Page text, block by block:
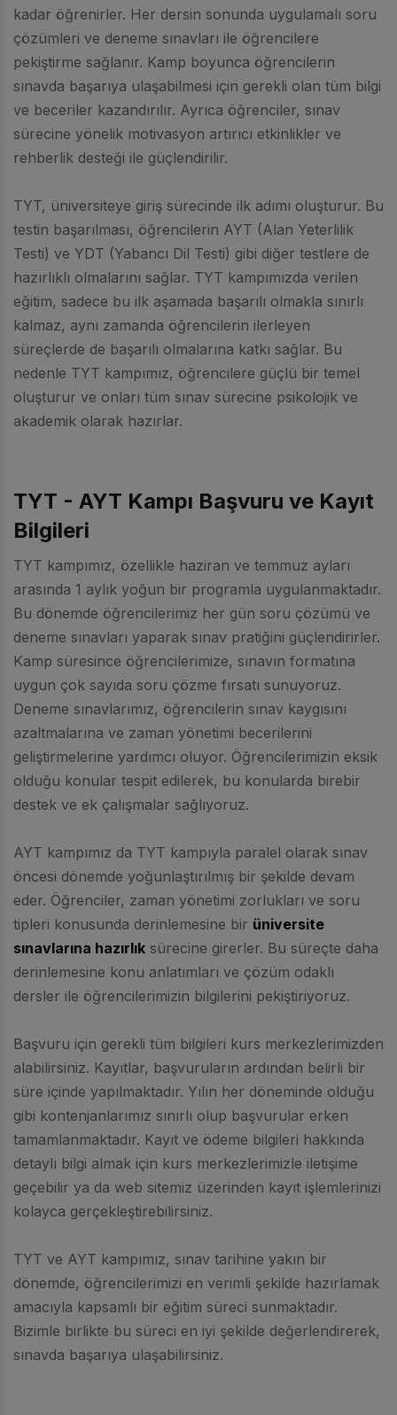
kadar öğrenirler. Her dersin sonunda uygulamalı soru
çözümleri ve deneme sınavları ile öğrencilere
pekiştirme sağlanır. Kamp boyunca öğrencilerin
sınavda başarıya ulaşabilmesi için gerekli olan tüm bilgi
ve beceriler kazandırılır. Ayrıca öğrenciler, sınav
sürecine yönelik motivasyon artırıcı etkinlikler ve
rehberlik desteği ile güçlendirilir.
TYT, üniversiteye giriş sürecinde ilk adımı oluşturur. Bu
testin başarılması, öğrencilerin AYT (Alan Yeterlilik
Testi) ve YDT (Yabancı Dil Testi) gibi diğer testlere de
hazırlıklı olmalarını sağlar. TYT kampımızda verilen
eğitim, sadece bu ilk aşamada başarılı olmakla sınırlı
kalmaz, aynı zamanda öğrencilerin ilerleyen
süreçlerde de başarılı olmalarına katkı sağlar. Bu
nedenle TYT kampımız, öğrencilere güçlü bir temel
oluşturur ve onları tüm sınav sürecine psikolojik ve
akademik olarak hazırlar.
TYT - AYT Kampı Başvuru ve Kayıt
Bilgileri
TYT kampımız, özellikle haziran ve temmuz ayları
arasında 1 aylık yoğun bir programla uygulanmaktadır.
Bu dönemde öğrencilerimiz her gün soru çözümü ve
deneme sınavları yaparak sınav pratiğini güçlendirirler.
Kamp süresince öğrencilerimize, sınavın formatına
uygun çok sayıda soru çözme fırsatı sunuyoruz.
Deneme sınavlarımız, öğrencilerin sınav kaygısını
azaltmalarına ve zaman yönetimi becerilerini
geliştirmelerine yardımcı oluyor. Öğrencilerimizin eksik
olduğu konular tespit edilerek, bu konularda birebir
destek ve ek çalışmalar sağlıyoruz.
AYT kampımız da TYT kampıyla paralel olarak sınav
öncesi dönemde yoğunlaştırılmış bir şekilde devam
eder. Öğrenciler, zaman yönetimi zorlukları ve soru
tipleri konusunda derinlemesine bir üniversite
sınavlarına hazırlık sürecine girerler. Bu süreçte daha
derinlemesine konu anlatımları ve çözüm odaklı
dersler ile öğrencilerimizin bilgilerini pekiştiriyoruz.
Başvuru için gerekli tüm bilgileri kurs merkezlerimizden
alabilirsiniz. Kayıtlar, başvuruların ardından belirli bir
süre içinde yapılmaktadır. Yılın her döneminde olduğu
gibi kontenjanlarımız sınırlı olup başvurular erken
tamamlanmaktadır. Kayıt ve ödeme bilgileri hakkında
detaylı bilgi almak için kurs merkezlerimizle iletişime
geçebilir ya da web sitemiz üzerinden kayıt işlemlerinizi
kolayca gerçekleştirebilirsiniz.
TYT ve AYT kampımız, sınav tarihine yakın bir
dönemde, öğrencilerimizi en verimli şekilde hazırlamak
amacıyla kapsamlı bir eğitim süreci sunmaktadır.
Bizimle birlikte bu süreci en iyi şekilde değerlendirerek,
sınavda başarıya ulaşabilirsiniz.